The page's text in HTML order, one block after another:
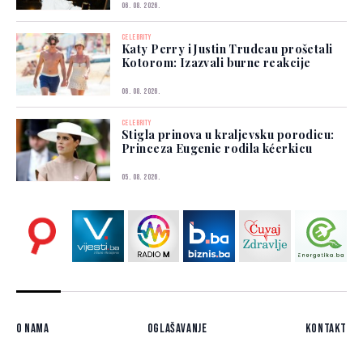
06. 08. 2026.
CELEBRITY
Katy Perry i Justin Trudeau prošetali
Kotorom: Izazvali burne reakcije
06. 08. 2026.
CELEBRITY
Stigla prinova u kraljevsku porodicu:
Princeza Eugenie rodila kćerkicu
05. 08. 2026.
O nama Oglašavanje Kontakt